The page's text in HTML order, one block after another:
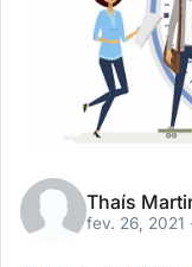
Thaís
fev. 26, 2021